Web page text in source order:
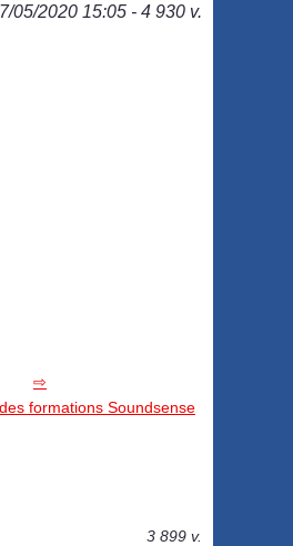
05/2020 15:05 - 4 930 v.
formations Soundsense
3 899 v.